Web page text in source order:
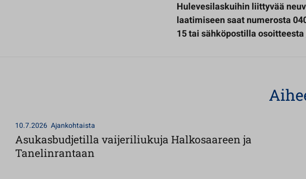
Hulevesilaskuihin liittyvää
laatimiseen saat numerosta
15 tai sähköpostilla osoitteesta
10.7.2026 Ajankohtaista
Asukasbudjetilla vaijeriliukuja Halkosaareen ja
Tanelinrantaan